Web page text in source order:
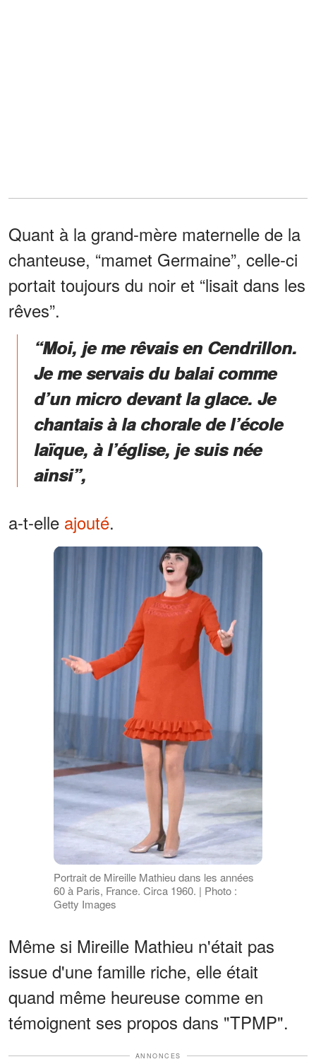
Quant à la grand-mère maternelle de la
chanteuse, “mamet Germaine”, celle-ci
portait toujours du noir et “lisait dans les
rêves”.
“Moi, je me rêvais en Cendrillon.
Je me servais du balai comme
d’un micro devant la glace. Je
chantais à la chorale de l’école
laïque, à l’église, je suis née
ainsi”,
a-t-elle ajouté.
Portrait de Mireille Mathieu dans les années
60 à Paris, France. Circa 1960. | Photo :
Getty Images
Même si Mireille Mathieu n'était pas
issue d'une famille riche, elle était
quand même heureuse comme en
témoignent ses propos dans "TPMP".
ANNONCES